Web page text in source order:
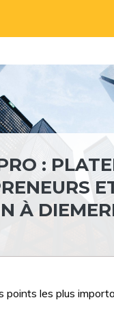
:
À
points les plus